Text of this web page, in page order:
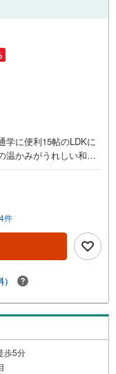
学に便利15帖のLDKに
温かみがうれしい和室
】上記時間はお電
気物件には特に問い
話ください。「室
約いただくとご見学
お迎えに上がります。
宅ローンはお任せくだ
なの？・適切な借入額
シャルプランナーに相
ります。・ライフプ
の資金の流れを分かり
プランに合った資金
件
歩5分